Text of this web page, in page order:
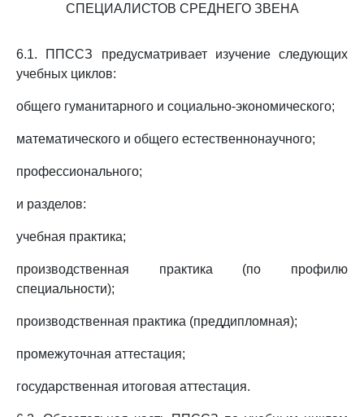
СПЕЦИАЛИСТОВ СРЕДНЕГО ЗВЕНА
6.1. ППССЗ предусматривает изучение следующих
учебных циклов:
общего гуманитарного и социально-экономического;
математического и общего естественнонаучного;
профессионального;
и разделов:
учебная практика;
производственная практика (по профилю
специальности);
производственная практика (преддипломная);
промежуточная аттестация;
государственная итоговая аттестация.